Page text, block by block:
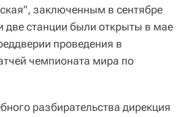
заключенным в сентябре
две станции были открыты в мае
проведения в
чемпионата мира по
разбирательства дирекция